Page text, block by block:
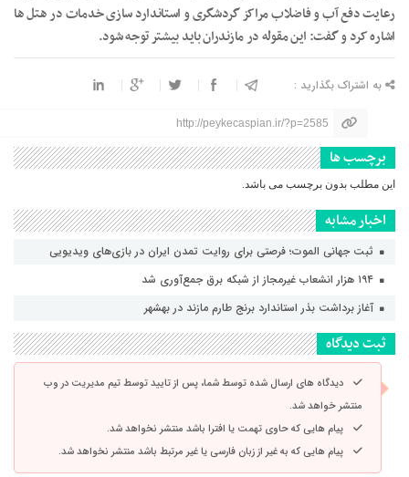
رعایت دفع آب و فاضلاب مراکز گردشگری و استاندارد سازی خدمات در هتل ها
اشاره کرد و گفت: این مقوله در مازندران باید بیشتر توجه شود.
به اشتراک بگذارید :
http://peykecaspian.ir/?p=2585
برچسب ها
این مطلب بدون برچسب می باشد.
اخبار مشابه
ثبت جهانی الموت؛ فرصتی برای روایت تمدن ایران در بازی‌های ویدیویی
آغاز برداشت بذر استاندارد برنج طارم مازند در بهشهر
ثبت دیدگاه
دیدگاه های ارسال شده توسط شما، پس از تایید توسط تیم مدیریت در وب
منتشر خواهد شد.
پیام هایی که حاوی تهمت یا افترا باشد منتشر نخواهد شد.
پیام هایی که به غیر از زبان فارسی یا غیر مرتبط باشد منتشر نخواهد شد.